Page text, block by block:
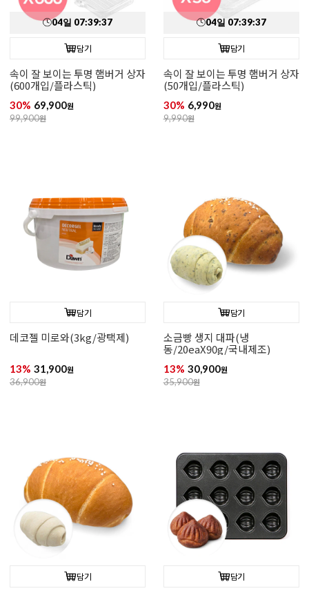
04일 07:39:35
담기
속이 잘 보이는 투명 햄버거 상자
(600개입/플라스틱)
30% 69,900원
99,900원
04일 07:39:35
담기
속이 잘 보이는 투명 햄버거 상자
(50개입/플라스틱)
30% 6,990원
9,990원
담기
데코젤 미로와(3kg/광택제)
13% 31,900원
36,900원
담기
소금빵 생지 대파(냉
동/20eaX90g/국내제조)
13% 30,900원
35,900원
담기 담기